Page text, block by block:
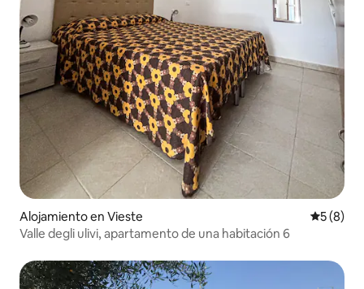
Alojamiento en Vieste
5 (8)
Valle degli ulivi, apartamento de una habitación 6